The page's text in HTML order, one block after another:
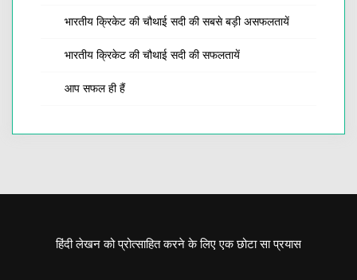
भारतीय क्रिकेट की चौथाई सदी की सबसे बड़ी असफलतायें
भारतीय क्रिकेट की चौथाई सदी की सफलतायें
आप सफल ही हैं
हिंदी लेखन को प्रोत्साहित करने के लिए एक छोटा सा प्रयास